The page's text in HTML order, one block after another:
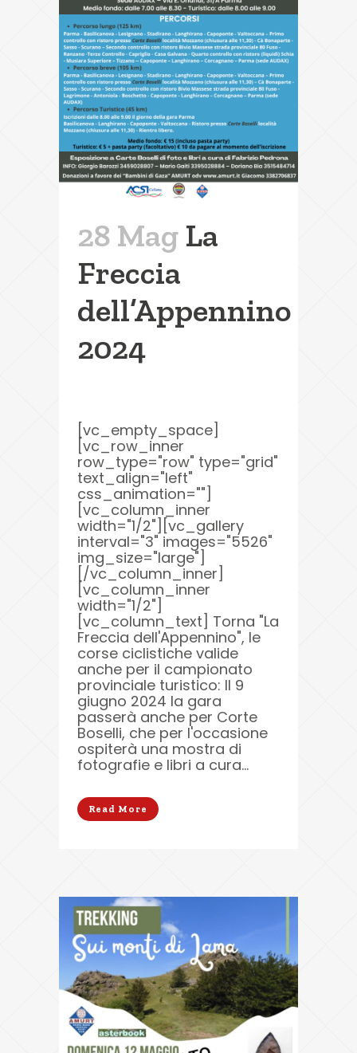
28 Mag La
Freccia
dell’Appennino
2024
[vc_empty_space]
[vc_row_inner
row_type="row" type="grid"
text_align="left"
css_animation=""]
[vc_column_inner
width="1/2"][vc_gallery
interval="3" images="5526"
img_size="large"]
[/vc_column_inner]
[vc_column_inner
width="1/2"]
[vc_column_text] Torna "La
Freccia dell'Appennino", le
corse ciclistiche valide
anche per il campionato
provinciale turistico: Il 9
giugno 2024 la gara
passerà anche per Corte
Boselli, che per l'occasione
ospiterà una mostra di
fotografie e libri a cura...
Read More